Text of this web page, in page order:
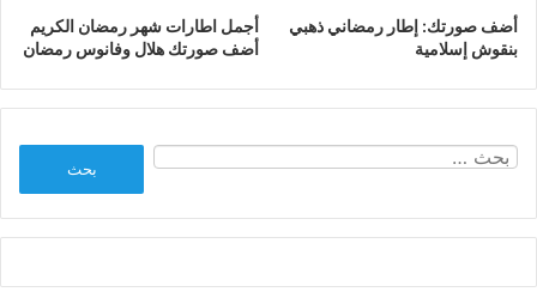
أضف صورتك: إطار رمضاني ذهبي
بنقوش إسلامية
أجمل اطارات شهر رمضان الكريم
أضف صورتك هلال وفانوس رمضان